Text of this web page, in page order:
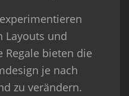
Layouts und
Regale bieten die
je nach
zu verändern.